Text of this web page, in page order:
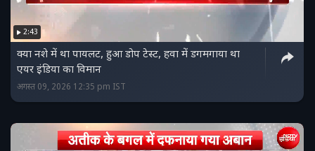
2:43
क्‍या नशे में था पायलट, हुआ डोप टेस्‍ट, हवा में डगमगाया था
एयर इंडिया का विमान
अगस्त 09, 2026 12:35 pm IST